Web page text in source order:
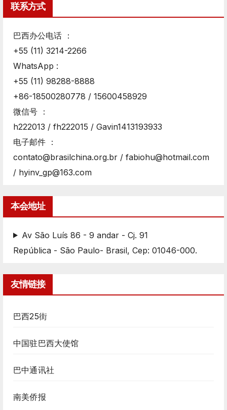
联系方式
巴西办公电话 ：
+55 (11) 3214-2266
WhatsApp :
+55 (11) 98288-8888
+86-18500280778 / 15600458929
微信号 ：
h222013 / fh222015 / Gavin1413193933
电子邮件 ：
contato@brasilchina.org.br / fabiohu@hotmail.com
/ hyinv_gp@163.com
本会地址
Av São Luís 86 - 9 andar - Cj. 91
República - São Paulo- Brasil, Cep: 01046-000.
友情链接
巴西25街
中国驻巴西大使馆
巴中通讯社
南美侨报